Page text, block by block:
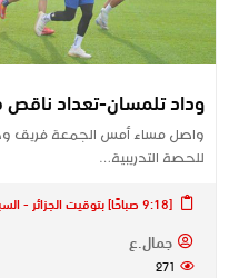
وداد تلمسان-تعداد ناقص
واصل مساء أمس الجمعة فريق
للحصة التدريبية…
[9:18 صباحًا] بتوقيت الجزائر - السبت 17 يناير 2026
جمال.ع
271